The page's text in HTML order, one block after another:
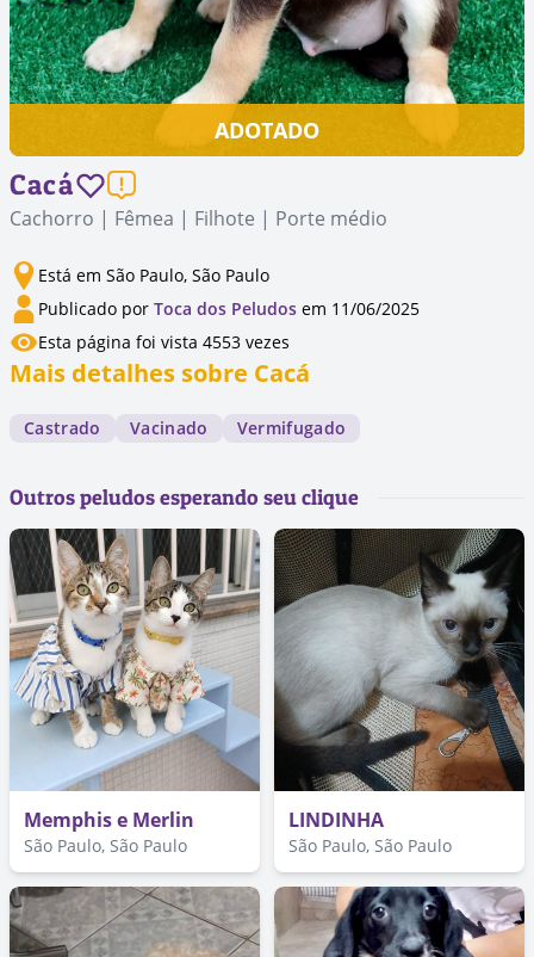
ADOTADO
Cacá
Cachorro | Fêmea | Filhote | Porte médio
Está em São Paulo, São Paulo
Publicado por Toca dos Peludos em 11/06/2025
Esta página foi vista 4553 vezes
Mais detalhes sobre Cacá
Castrado Vacinado Vermifugado
Outros peludos esperando seu clique
Memphis e Merlin
São Paulo, São Paulo
LINDINHA
São Paulo, São Paulo